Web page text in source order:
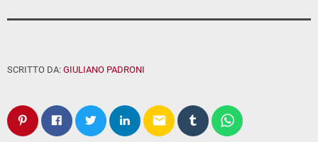
SCRITTO DA: GIULIANO PADRONI
email